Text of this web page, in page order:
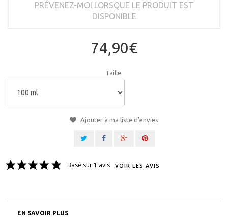
PRÉVENEZ-MOI LORSQUE LE PRODUIT EST
DISPONIBLE
74,90€
Taille
Ajouter à ma liste d'envies
Basé sur 1 avis VOIR LES AVIS
EN SAVOIR PLUS